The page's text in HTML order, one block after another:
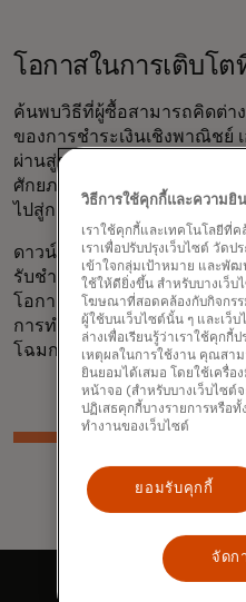
โอกาสในการเติบโ
ค้นพบวิธีที่ผู้ซื้อสามารถคิดต่า
ของการชำระเงินเชิงพาณิชย์
ผ่านสู่ระบบดิจิทัลของการชำร
ศักยภาพในการเปลี่ยนแปลงข
ไปสู่การ "ทำให้เป็นแบบผู้บริโ
ดาวน์โหลดเอกสารไวท์เปเป
รับชำระเงินด้วยบัตรเครดิตเชิ
โอกาสในด้านการชำระเงิน
การทำงานร่วมกันระหว่างพั
โฉมการรับชำระเงินเชิงพาณิ
วิธีการใช้คุกกี้และความ
เราใช้คุกกี้และเทคโนโลยีที่
เราเพื่อปรับปรุงเว็บไซต์ วัด
เข้าใจกลุ่มเป้าหมาย และพั
ใช้ให้ดียิ่งขึ้น สำหรับบางเว็บ
โฆษณาที่สอดคล้องกับกิจกร
ผู้ใช้บนเว็บไซต์นั้น ๆ และเว็
ล่างเพื่อเรียนรู้ว่าเราใช้คุกกี้
เหตุผลในการใช้งาน คุณสา
ยินยอมได้เสมอ โดยใช้เครื่
หน้าจอ (สำหรับบางเว็บไซต์
ปฏิเสธคุกกี้บางรายการหรือ
ทำงานของเว็บไซต์
ยอมรับคุกกี้
จัดก